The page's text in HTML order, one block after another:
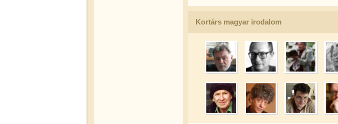
Kortárs magyar irodalom